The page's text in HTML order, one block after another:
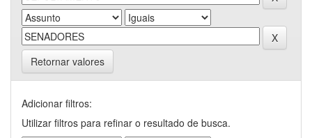
Retornar valores
Adicionar filtros:
Utilizar filtros para refinar o resultado de busca.